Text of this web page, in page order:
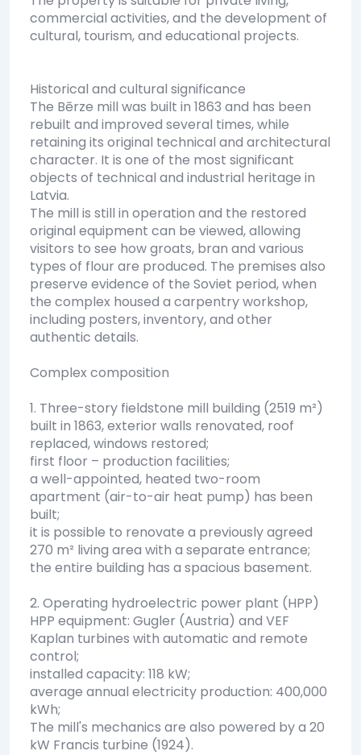
commercial activities, and the development of
cultural, tourism, and educational projects.
Historical and cultural significance
The Bērze mill was built in 1863 and has been
rebuilt and improved several times, while
retaining its original technical and architectural
character. It is one of the most significant
objects of technical and industrial heritage in
Latvia.
The mill is still in operation and the restored
original equipment can be viewed, allowing
visitors to see how groats, bran and various
types of flour are produced. The premises also
preserve evidence of the Soviet period, when
the complex housed a carpentry workshop,
including posters, inventory, and other
authentic details.
Complex composition
1. Three-story fieldstone mill building (2519 m²)
built in 1863, exterior walls renovated, roof
replaced, windows restored;
first floor – production facilities;
a well-appointed, heated two-room
apartment (air-to-air heat pump) has been
built;
it is possible to renovate a previously agreed
270 m² living area with a separate entrance;
the entire building has a spacious basement.
2. Operating hydroelectric power plant (HPP)
HPP equipment: Gugler (Austria) and VEF
Kaplan turbines with automatic and remote
control;
installed capacity: 118 kW;
average annual electricity production: 400,000
kWh;
The mill's mechanics are also powered by a 20
kW Francis turbine (1924).